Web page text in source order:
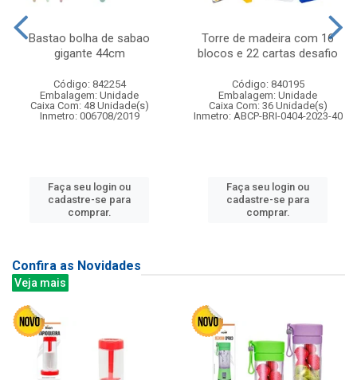
Bastao bolha de sabao
gigante 44cm
Código: 842254
Embalagem: Unidade
Caixa Com: 48 Unidade(s)
Inmetro: 006708/2019
Faça seu login ou
cadastre-se para
comprar.
Torre de madeira com 16
blocos e 22 cartas desafio
Código: 840195
Embalagem: Unidade
Caixa Com: 36 Unidade(s)
Inmetro: ABCP-BRI-0404-2023-40
Faça seu login ou
cadastre-se para
comprar.
Confira as Novidades
Veja mais